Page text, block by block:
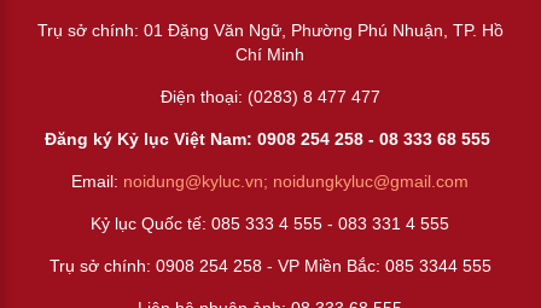
Trụ sở chính: 01 Đặng Văn Ngữ, Phường Phú Nhuận, TP. Hồ
Chí Minh
Điện thoại: (0283) 8 477 477
Đăng ký Kỷ lục Việt Nam: 0908 254 258 -08 333 68 555
Email: noidung@kyluc.vn; noidungkyluc@gmail.com
Kỷ lục Quốc tế: 085 333 4 555 - 083 331 4 555
Trụ sở chính: 0908 254 258 - VP Miền Bắc: 085 3344 555